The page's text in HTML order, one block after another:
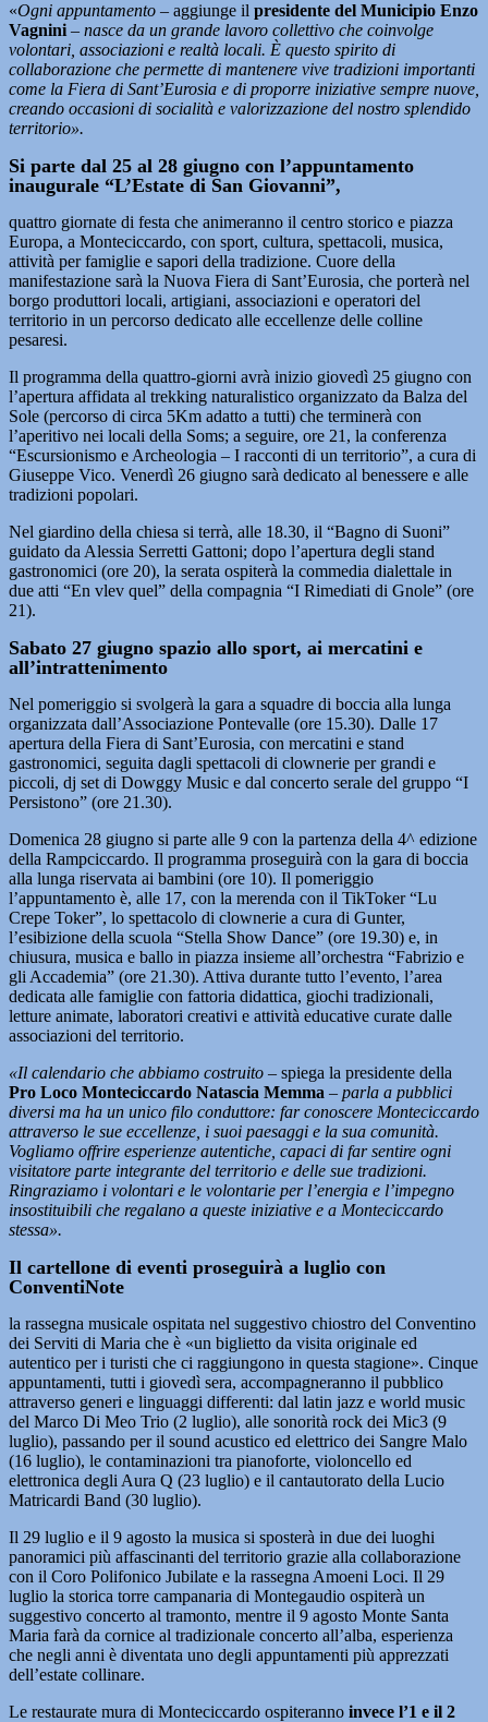
«Ogni appuntamento – aggiunge il presidente del Municipio Enzo
Vagnini – nasce da un grande lavoro collettivo che coinvolge
volontari, associazioni e realtà locali. È questo spirito di
collaborazione che permette di mantenere vive tradizioni importanti
come la Fiera di Sant’Eurosia e di proporre iniziative sempre nuove,
creando occasioni di socialità e valorizzazione del nostro splendido
territorio».
Si parte dal 25 al 28 giugno con l’appuntamento
inaugurale “L’Estate di San Giovanni”,
quattro giornate di festa che animeranno il centro storico e piazza
Europa, a Monteciccardo, con sport, cultura, spettacoli, musica,
attività per famiglie e sapori della tradizione. Cuore della
manifestazione sarà la Nuova Fiera di Sant’Eurosia, che porterà nel
borgo produttori locali, artigiani, associazioni e operatori del
territorio in un percorso dedicato alle eccellenze delle colline
pesaresi.
Il programma della quattro-giorni avrà inizio giovedì 25 giugno con
l’apertura affidata al trekking naturalistico organizzato da Balza del
Sole (percorso di circa 5Km adatto a tutti) che terminerà con
l’aperitivo nei locali della Soms; a seguire, ore 21, la conferenza
“Escursionismo e Archeologia – I racconti di un territorio”, a cura di
Giuseppe Vico. Venerdì 26 giugno sarà dedicato al benessere e alle
tradizioni popolari.
Nel giardino della chiesa si terrà, alle 18.30, il “Bagno di Suoni”
guidato da Alessia Serretti Gattoni; dopo l’apertura degli stand
gastronomici (ore 20), la serata ospiterà la commedia dialettale in
due atti “En vlev quel” della compagnia “I Rimediati di Gnole” (ore
21).
Sabato 27 giugno spazio allo sport, ai mercatini e
all’intrattenimento
Nel pomeriggio si svolgerà la gara a squadre di boccia alla lunga
organizzata dall’Associazione Pontevalle (ore 15.30). Dalle 17
apertura della Fiera di Sant’Eurosia, con mercatini e stand
gastronomici, seguita dagli spettacoli di clownerie per grandi e
piccoli, dj set di Dowggy Music e dal concerto serale del gruppo “I
Persistono” (ore 21.30).
Domenica 28 giugno si parte alle 9 con la partenza della 4^ edizione
della Rampciccardo. Il programma proseguirà con la gara di boccia
alla lunga riservata ai bambini (ore 10). Il pomeriggio
l’appuntamento è, alle 17, con la merenda con il TikToker “Lu
Crepe Toker”, lo spettacolo di clownerie a cura di Gunter,
l’esibizione della scuola “Stella Show Dance” (ore 19.30) e, in
chiusura, musica e ballo in piazza insieme all’orchestra “Fabrizio e
gli Accademia” (ore 21.30). Attiva durante tutto l’evento, l’area
dedicata alle famiglie con fattoria didattica, giochi tradizionali,
letture animate, laboratori creativi e attività educative curate dalle
associazioni del territorio.
«Il calendario che abbiamo costruito – spiega la presidente della
Pro Loco Monteciccardo Natascia Memma – parla a pubblici
diversi ma ha un unico filo conduttore: far conoscere Monteciccardo
attraverso le sue eccellenze, i suoi paesaggi e la sua comunità.
Vogliamo offrire esperienze autentiche, capaci di far sentire ogni
visitatore parte integrante del territorio e delle sue tradizioni.
Ringraziamo i volontari e le volontarie per l’energia e l’impegno
insostituibili che regalano a queste iniziative e a Monteciccardo
stessa».
Il cartellone di eventi proseguirà a luglio con
ConventiNote
la rassegna musicale ospitata nel suggestivo chiostro del Conventino
dei Serviti di Maria che è «un biglietto da visita originale ed
autentico per i turisti che ci raggiungono in questa stagione». Cinque
appuntamenti, tutti i giovedì sera, accompagneranno il pubblico
attraverso generi e linguaggi differenti: dal latin jazz e world music
del Marco Di Meo Trio (2 luglio), alle sonorità rock dei Mic3 (9
luglio), passando per il sound acustico ed elettrico dei Sangre Malo
(16 luglio), le contaminazioni tra pianoforte, violoncello ed
elettronica degli Aura Q (23 luglio) e il cantautorato della Lucio
Matricardi Band (30 luglio).
Il 29 luglio e il 9 agosto la musica si sposterà in due dei luoghi
panoramici più affascinanti del territorio grazie alla collaborazione
con il Coro Polifonico Jubilate e la rassegna Amoeni Loci. Il 29
luglio la storica torre campanaria di Montegaudio ospiterà un
suggestivo concerto al tramonto, mentre il 9 agosto Monte Santa
Maria farà da cornice al tradizionale concerto all’alba, esperienza
che negli anni è diventata uno degli appuntamenti più apprezzati
dell’estate collinare.
Le restaurate mura di Monteciccardo ospiteranno invece l’1 e il 2